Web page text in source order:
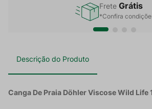
Frete Grátis
*Confira
Descrição do Produto
Canga De Praia Döhler Viscose Wild